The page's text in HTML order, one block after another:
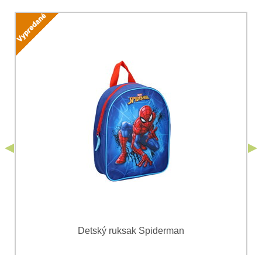
Súhlasím so spracovaním osobných údajov za účelom
odoslania formulára. Oboznámil som sa s
Ochrany osobných údajovspoločnosti Bomba
Vaša otázka k produktu:
Detský ruksak Spiderman